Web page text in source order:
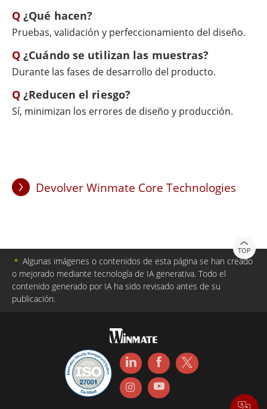
¿Qué hacen?
Pruebas, validación y perfeccionamiento del diseño.
¿Cuándo se utilizan las muestras?
Durante las fases de desarrollo del producto.
¿Reducen el riesgo?
Sí, minimizan los errores de diseño y producción.
Devolver Winmate Core Technologies
TOP
＊ Algunas imágenes o contenidos de esta página se han creado
o mejorado mediante tecnología de IA generativa. Todo el
contenido generado por IA ha sido revisado antes de su
publicación.